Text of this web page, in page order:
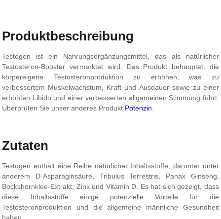
Produktbeschreibung
Testogen ist ein Nahrungsergänzungsmittel, das als natürlicher
Testosteron-Booster vermarktet wird. Das Produkt behauptet, die
körpereigene Testosteronproduktion zu erhöhen, was zu
verbessertem Muskelwachstum, Kraft und Ausdauer sowie zu einer
erhöhten Libido und einer verbesserten allgemeinen Stimmung führt.
Überprüfen Sie unser anderes Produkt Potenzin
Zutaten
Testogen enthält eine Reihe natürlicher Inhaltsstoffe, darunter unter
anderem D-Asparaginsäure, Tribulus Terrestris, Panax Ginseng,
Bockshornklee-Extrakt, Zink und Vitamin D. Es hat sich gezeigt, dass
diese Inhaltsstoffe einige potenzielle Vorteile für die
Testosteronproduktion und die allgemeine männliche Gesundheit